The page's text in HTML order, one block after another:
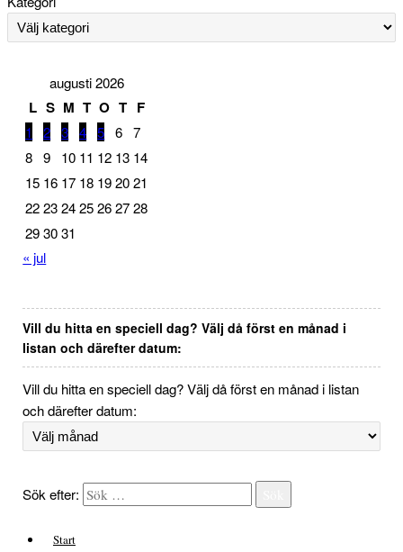
augusti 2026
L S M T O T F
1 2 3 4 5 6 7
8 9 10 11 12 13 14
15 16 17 18 19 20 21
22 23 24 25 26 27 28
29 30 31
« jul
Vill du hitta en speciell dag? Välj då först en månad i
listan och därefter datum:
Vill du hitta en speciell dag? Välj då först en månad i listan
och därefter datum:
Sök efter:
Start